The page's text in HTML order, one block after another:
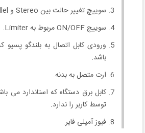
سوییچ تغییر حالت بین Stereo و Parallel و Bridge.
سوییچ ON/OFF مربوط به Limiter.
ورودی کابل اتصال به بلندگو پسیو
باشد.
ارت متصل به بدنه.
کابل برق دستگاه که استاندارد می
توسط کاربر را ندارد.
فیوز آمپلی فایر.